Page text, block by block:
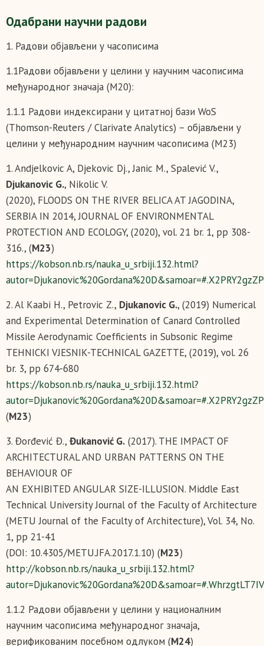
Одабрани научни радови
1. Радови објављени у часописима
1.1Радови објављени у целини у научним часописима
међународног значаја (М20):
1.1.1 Радови индексирани у цитатној бази WoS
(Thomson-Reuters / Clarivate Analytics) – објављени у
целини у међународним научним часописима (М23)
1. Andjelkovic A, Djekovic Dj., Janic M., Spalević V.,
Djukanovic G., Nikolic V.
(2020), FLOODS ON THE RIVER BELICA AT JAGODINA,
SERBIA IN 2014, JOURNAL OF ENVIRONMENTAL
PROTECTION AND ECOLOGY, (2020), vol. 21 br. 1, pp 308-
316., (М23)
https://kobson.nb.rs/nauka_u_srbiji.132.html?
2. Al Kaabi H., Petrovic Z., Djukanovic G., (2019) Numerical
and Experimental Determination of Canard Controlled
Missile Aerodynamic Coefficients in Subsonic Regime
TEHNICKI VJESNIK-TECHNICAL GAZETTE, (2019), vol. 26
br. 3, pp 674-680
https://kobson.nb.rs/nauka_u_srbiji.132.html?
(М23)
3. Đorđević Đ., Đukanović G. (2017). THE IMPACT OF
ARCHITECTURAL AND URBAN PATTERNS ON THE
BEHAVIOUR OF
AN EXHIBITED ANGULAR SIZE-ILLUSION. Middle East
Technical University Journal of the Faculty of Architecture
(METU Journal of the Faculty of Architecture), Vol. 34, No.
1, pp 21-41
(DOI: 10.4305/METU.JFA.2017.1.10) (М23)
http://kobson.nb.rs/nauka_u_srbiji.132.html?
autor=Djukanovic%20Gordana%20D&samoar=#.WhrzgtLT7IV
1.1.2 Радови објављени у целини у националним
научним часописима међународног значаја,
верификованим посебном одлуком (М24)